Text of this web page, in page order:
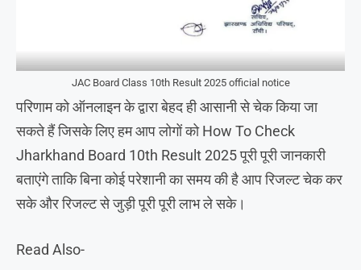
JAC Board Class 10th Result 2025 official notice
परिणाम को ऑनलाइन के द्वारा बेहद ही आसानी से चेक किया जा
सकते हैं जिसके लिए हम आप लोगों को How To Check
Jharkhand Board 10th Result 2025 पूरी पूरी जानकारी
बताएंगे ताकि बिना कोई परेशानी का समय की है आप रिजल्ट चेक कर
सके और रिजल्ट से जुड़ी पूरी पूरी लाभ ले सके।
Read Also-